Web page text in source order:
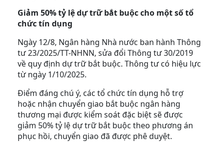
Giảm 50% tỷ lệ dự trữ bắt buộc cho một số tổ
chức tín dụng
Ngày 12/8, Ngân hàng Nhà nước ban hành Thông
tư 23/2025/TT-NHNN, sửa đổi Thông tư 30/2019
về quy định dự trữ bắt buộc. Thông tư có hiệu lực
từ ngày 1/10/2025.
Điểm đáng chú ý, các tổ chức tín dụng hỗ trợ
hoặc nhận chuyển giao bắt buộc ngân hàng
thương mại được kiểm soát đặc biệt sẽ được
giảm 50% tỷ lệ dự trữ bắt buộc theo phương án
phục hồi, chuyển giao đã được phê duyệt.